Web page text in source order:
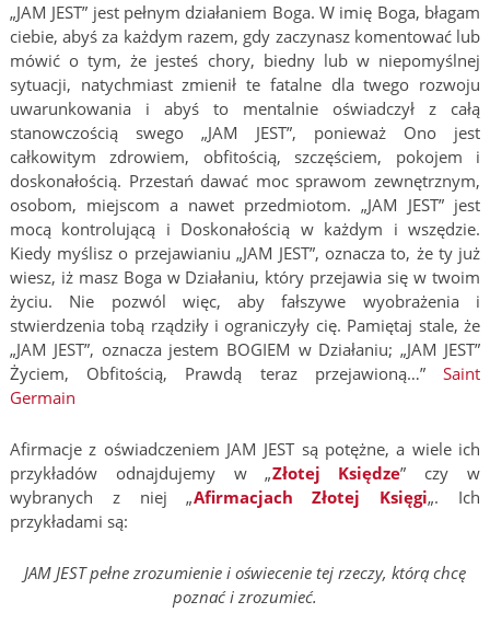
„JAM JEST” jest pełnym działaniem Boga. W imię Boga, błagam
ciebie, abyś za każdym razem, gdy zaczynasz komentować lub
mówić o tym, że jesteś chory, biedny lub w niepomyślnej
sytuacji, natychmiast zmienił te fatalne dla twego rozwoju
uwarunkowania i abyś to mentalnie oświadczył z całą
stanowczością swego „JAM JEST”, ponieważ Ono jest
całkowitym zdrowiem, obfitością, szczęściem, pokojem i
doskonałością. Przestań dawać moc sprawom zewnętrznym,
osobom, miejscom a nawet przedmiotom. „JAM JEST” jest
mocą kontrolującą i Doskonałością w każdym i wszędzie.
Kiedy myślisz o przejawianiu „JAM JEST”, oznacza to, że ty już
wiesz, iż masz Boga w Działaniu, który przejawia się w twoim
życiu. Nie pozwól więc, aby fałszywe wyobrażenia i
stwierdzenia tobą rządziły i ograniczyły cię. Pamiętaj stale, że
„JAM JEST”, oznacza jestem BOGIEM w Działaniu; „JAM JEST”
Życiem, Obfitością, Prawdą teraz przejawioną…”Saint
Germain
Afirmacje z oświadczeniem JAM JEST są potężne, a wiele ich
przykładów odnajdujemy w „Złotej Księdze” czy w
wybranych z niej „Afirmacjach Złotej Księgi„. Ich
przykładami są:
JAM JEST pełne zrozumienie i oświecenie tej rzeczy, którą chcę
poznać i zrozumieć.